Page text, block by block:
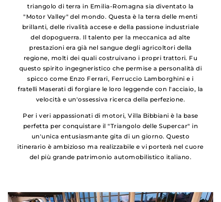
triangolo di terra in Emilia-Romagna sia diventato la
"Motor Valley" del mondo. Questa è la terra delle menti
brillanti, delle rivalità accese e della passione industriale
del dopoguerra. Il talento per la meccanica ad alte
prestazioni era già nel sangue degli agricoltori della
regione, molti dei quali costruivano i propri trattori. Fu
questo spirito ingegneristico che permise a personalità di
spicco come Enzo Ferrari, Ferruccio Lamborghini e i
fratelli Maserati di forgiare le loro leggende con l'acciaio, la
velocità e un'ossessiva ricerca della perfezione.
Per i veri appassionati di motori, Villa Bibbiani è la base
perfetta per conquistare il "Triangolo delle Supercar" in
un'unica entusiasmante gita di un giorno. Questo
itinerario è ambizioso ma realizzabile e vi porterà nel cuore
del più grande patrimonio automobilistico italiano.